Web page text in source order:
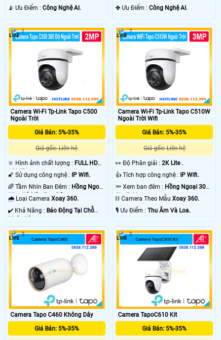
️📡 Ưu Điểm : Công Nghệ AI.
️✤ Ưu Điểm :Công Nghệ AI.
Camera Wi-Fi Tp-Link Tapo C500
Ngoài Trời
Giá Bán: 5%-35%
Giá gốc: Liên hệ
🔆 Hình ảnh chất lượng : FULL HD
1080P .
🌠 Sử dụng công nghệ :
IP Wifi.
🌈 Tầm Nhìn Ban Đêm : Hồng Ngoại
30m Có Màu Ban Ðêm.
🌧️ Loại Camera Xoay 360.
️✔️ Khả Năng : Báo Động Tại Chỗ
1
Camera Wi-Fi Tp-Link Tapo C510W
Ngoài Trời Wifi
Giá Bán: 5%-35%
Giá gốc: Liên hệ
️👀 Độ Phân giải :2K Lite .
👍 Tích hợp công nghệ :
IP Wifi.
🔦 Xem ban đêm : Hồng Ngoại 30m
Starlight.
⛓ Camera Theo MẫuXoay 360.
️🎙 Ưu Điểm :Thu Âm Và Loa.
7
Camera Tapo C460 Không Dây
Giá Bán: 5%-35%
3
Camera TapoC610 Kit
Giá Bán: 5%-35%
3